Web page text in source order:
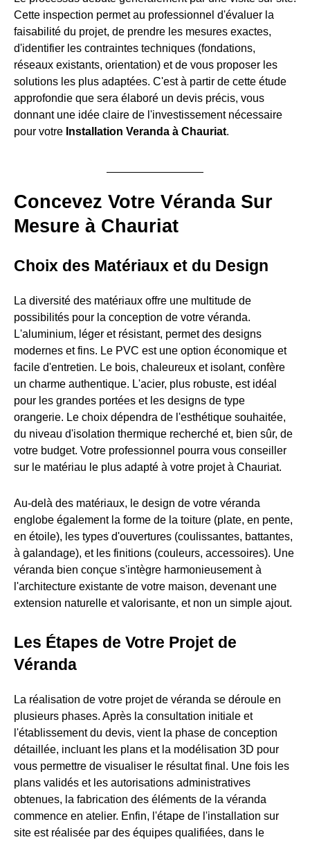
Cette inspection permet au professionnel d'évaluer la
faisabilité du projet, de prendre les mesures exactes,
d'identifier les contraintes techniques (fondations,
réseaux existants, orientation) et de vous proposer les
solutions les plus adaptées. C'est à partir de cette étude
approfondie que sera élaboré un devis précis, vous
donnant une idée claire de l'investissement nécessaire
pour votre Installation Veranda à Chauriat.
Concevez Votre Véranda Sur
Mesure à Chauriat
Choix des Matériaux et du Design
La diversité des matériaux offre une multitude de
possibilités pour la conception de votre véranda.
L'aluminium, léger et résistant, permet des designs
modernes et fins. Le PVC est une option économique et
facile d'entretien. Le bois, chaleureux et isolant, confère
un charme authentique. L'acier, plus robuste, est idéal
pour les grandes portées et les designs de type
orangerie. Le choix dépendra de l'esthétique souhaitée,
du niveau d'isolation thermique recherché et, bien sûr, de
votre budget. Votre professionnel pourra vous conseiller
sur le matériau le plus adapté à votre projet à Chauriat.
Au-delà des matériaux, le design de votre véranda
englobe également la forme de la toiture (plate, en pente,
en étoile), les types d'ouvertures (coulissantes, battantes,
à galandage), et les finitions (couleurs, accessoires). Une
véranda bien conçue s'intègre harmonieusement à
l'architecture existante de votre maison, devenant une
extension naturelle et valorisante, et non un simple ajout.
Les Étapes de Votre Projet de
Véranda
La réalisation de votre projet de véranda se déroule en
plusieurs phases. Après la consultation initiale et
l'établissement du devis, vient la phase de conception
détaillée, incluant les plans et la modélisation 3D pour
vous permettre de visualiser le résultat final. Une fois les
plans validés et les autorisations administratives
obtenues, la fabrication des éléments de la véranda
commence en atelier. Enfin, l'étape de l'installation sur
site est réalisée par des équipes qualifiées, dans le